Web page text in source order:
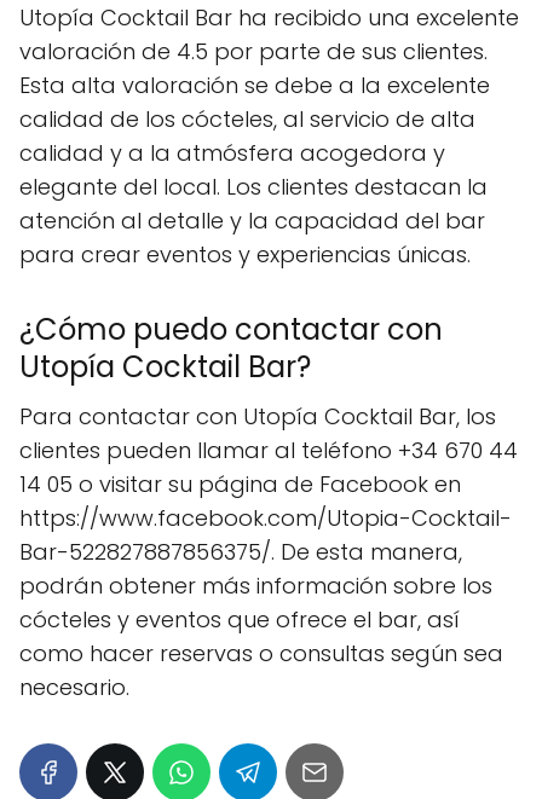
Utopía Cocktail Bar ha recibido una excelente
valoración de 4.5 por parte de sus clientes.
Esta alta valoración se debe a la excelente
calidad de los cócteles, al servicio de alta
calidad y a la atmósfera acogedora y
elegante del local. Los clientes destacan la
atención al detalle y la capacidad del bar
para crear eventos y experiencias únicas.
¿Cómo puedo contactar con
Utopía Cocktail Bar?
Para contactar con Utopía Cocktail Bar, los
clientes pueden llamar al teléfono +34 670 44
14 05 o visitar su página de Facebook en
https://www.facebook.com/Utopia-Cocktail-
Bar-522827887856375/. De esta manera,
podrán obtener más información sobre los
cócteles y eventos que ofrece el bar, así
como hacer reservas o consultas según sea
necesario.